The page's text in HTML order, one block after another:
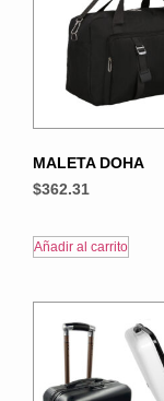
MALETA DOHA
$362.31
Añadir al carrito